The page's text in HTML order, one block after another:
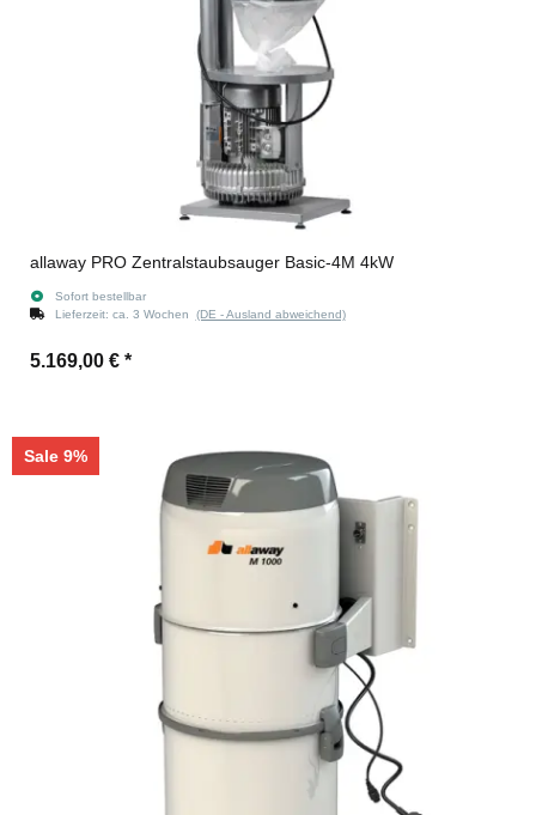
allaway PRO Zentralstaubsauger Basic-4M 4kW
Sofort bestellbar
Lieferzeit: ca. 3 Wochen (DE - Ausland abweichend)
5.169,00 € *
Sale 9%